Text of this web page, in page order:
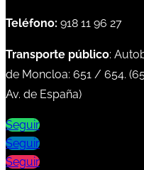
Teléfono: 918 11 96 27
Transporte público:
de Moncloa: 651 / 654. (
Av. de España)
Seguir
Seguir
Seguir